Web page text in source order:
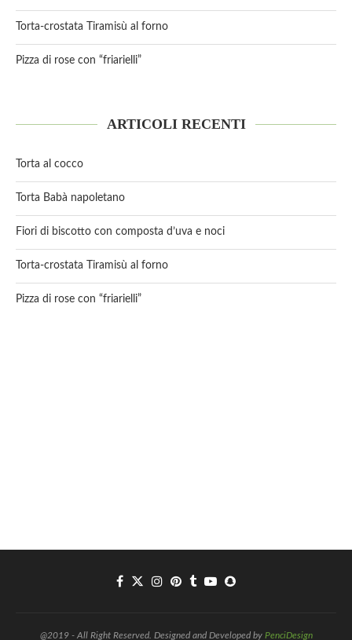
Torta-crostata Tiramisù al forno
Pizza di rose con “friarielli”
ARTICOLI RECENTI
Torta al cocco
Torta Babà napoletano
Fiori di biscotto con composta d’uva e noci
Torta-crostata Tiramisù al forno
Pizza di rose con “friarielli”
@2019 - All Right Reserved. Designed and Developed by PenciDesign